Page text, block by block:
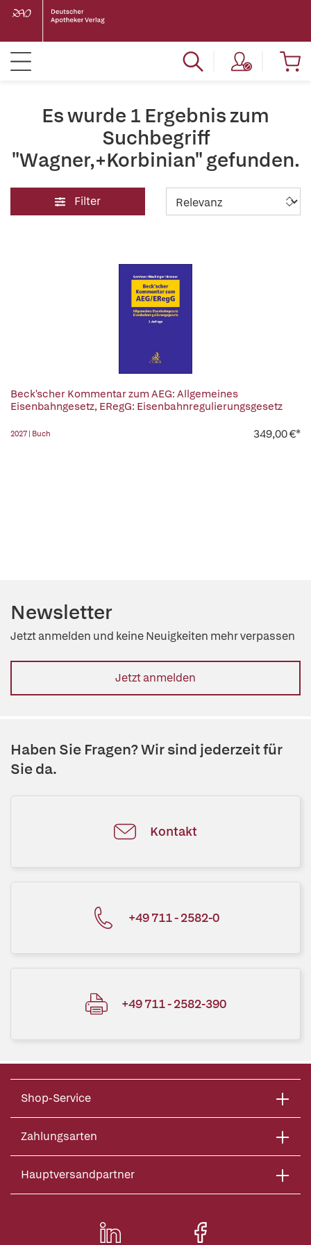
Es wurde 1 Ergebnis zum
Suchbegriff
"Wagner,+Korbinian" gefunden.
Filter
Beck'scher Kommentar zum AEG: Allgemeines
Eisenbahngesetz, ERegG: Eisenbahnregulierungsgesetz
2027 | Buch 349,00 €*
Newsletter
Jetzt anmelden und keine Neuigkeiten mehr verpassen
Jetzt anmelden
Haben Sie Fragen? Wir sind jederzeit für
Sie da.
Kontakt
+49 711 - 2582-0
+49 711 - 2582-390
Shop-Service
Zahlungsarten
Hauptversandpartner